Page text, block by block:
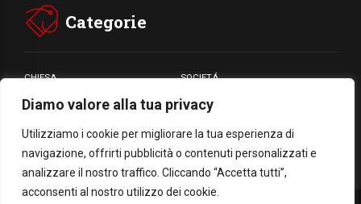
Diamo valore alla tua privacy
Utilizziamo i cookie per migliorare la tua esperienza di
navigazione, offrirti pubblicità o contenuti personalizzati e
analizzare il nostro traffico. Cliccando “Accetta tutti”,
acconsenti al nostro utilizzo dei cookie.
Categorie
CHIESA SOCIETÁ
CARITÁ GIUBILEO
CULTURA MEDIA